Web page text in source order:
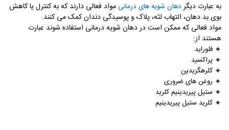
به عبارت دیگردهان شویه های درمانی مواد فعالی دارند که به کنترل یا کاهش
بوی بد دهان، التهاب لثه، پلاک و پوسیدگی دندان کمک می کنند.
مواد فعالی که ممکن است در دهان شویه درمانی استفاده شوند عبارت
هستند از:
🔸 فلوراید
🔸 پراکسید
🔸 کلرهگزیدین
🔸 روغن های ضروری
🔸 ستیل پیریدینیم کلرید
🔸 کلرید ستیل پیریدینیم